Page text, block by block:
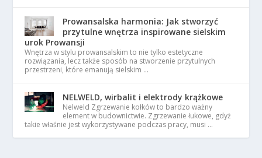
Prowansalska harmonia: Jak stworzyć
przytulne wnętrza inspirowane sielskim
urok Prowansji
Wnętrza w stylu prowansalskim to nie tylko estetyczne
rozwiązania, lecz także sposób na stworzenie przytulnych
przestrzeni, które emanują sielskim …
NELWELD, wirbalit i elektrody krążkowe
Nelweld Zgrzewanie kołków to bardzo ważny
element w budownictwie. Zgrzewanie łukowe, gdyż
takie właśnie jest wykorzystywane podczas pracy, musi …